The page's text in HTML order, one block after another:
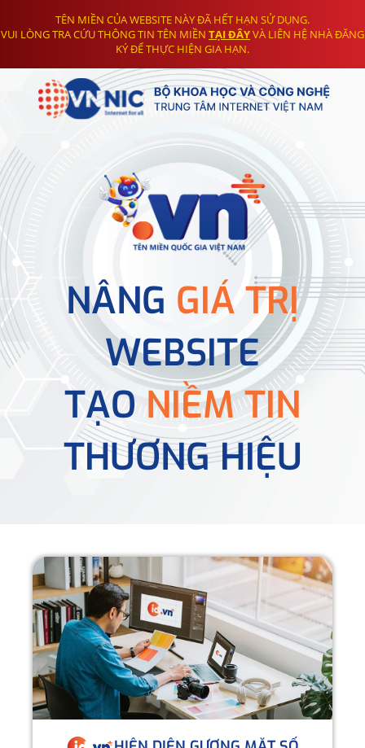
TÊN MIỀN CỦA WEBSITE NÀY ĐÃ HẾT HẠN SỬ DỤNG.
VUI LÒNG TRA CỨU THÔNG TIN TÊN MIỀN TẠI ĐÂYVÀ LIÊN HỆ NHÀ ĐĂNG
KÝ ĐỂ THỰC HIỆN GIA HẠN.
NÂNG GIÁ TRỊ
WEBSITE
TẠONIỀM TIN
THƯƠNG HIỆU